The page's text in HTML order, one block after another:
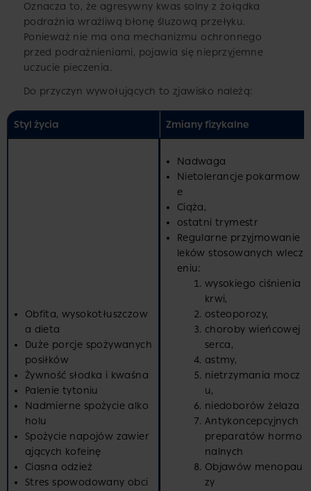
Oznacza to, że agresywny kwas solny z żołądka
podrażnia wrażliwą błonę śluzową przełyku.
Ponieważ nie ma ona mechanizmu ochronnego
przed podrażnieniami, pojawia się nieprzyjemne
uczucie pieczenia.
Do przyczyn wywołujących to zjawisko należą:
Styl życia Zmiany fizykalne
Obfita, wysokotłuszczow
a dieta
Duże porcje spożywanych
posiłków
Żywność słodka i kwaśna
Palenie tytoniu
Nadmierne spożycie alko
holu
Spożycie napojów zawier
ających kofeinę
Ciasna odzież
Stres spowodowany obci
Nadwaga
Nietolerancje pokarmow
e
Ciąża,
ostatni trymestr
Regularne przyjmowanie
leków stosowanych wlecz
eniu:
wysokiego ciśnienia
krwi,
osteoporozy,
choroby wieńcowej
serca,
astmy,
nietrzymania mocz
u,
niedoborów żelaza
Antykoncepcyjnych
preparatów hormo
nalnych
Objawów menopau
zy